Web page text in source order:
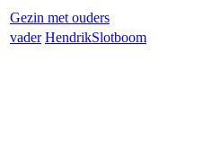
Gezin met ouders
vader HendrikSlotboom